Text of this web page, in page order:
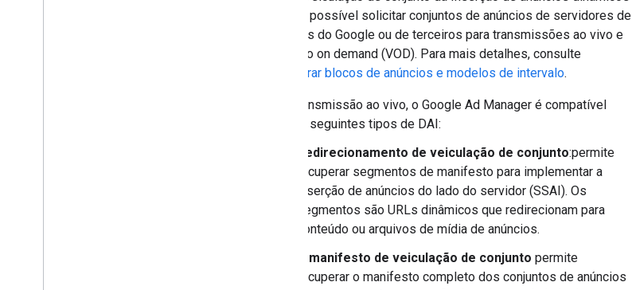
(DAI), é possível solicitar conjuntos de anúncios de servidores de
anúncios do Google ou de terceiros para transmissões ao vivo e
de vídeo on demand (VOD). Para mais detalhes, consulte
Configurar blocos de anúncios e modelos de intervalo.
Para transmissão ao vivo, o Google Ad Manager é compatível
com os seguintes tipos de DAI:
Redirecionamento de veiculação de conjunto:permite
recuperar segmentos de manifesto para implementar a
inserção de anúncios do lado do servidor (SSAI). Os
segmentos são URLs dinâmicos que redirecionam para
conteúdo ou arquivos de mídia de anúncios.
manifesto de veiculação de conjunto permite
recuperar o manifesto completo dos conjuntos de anúncios